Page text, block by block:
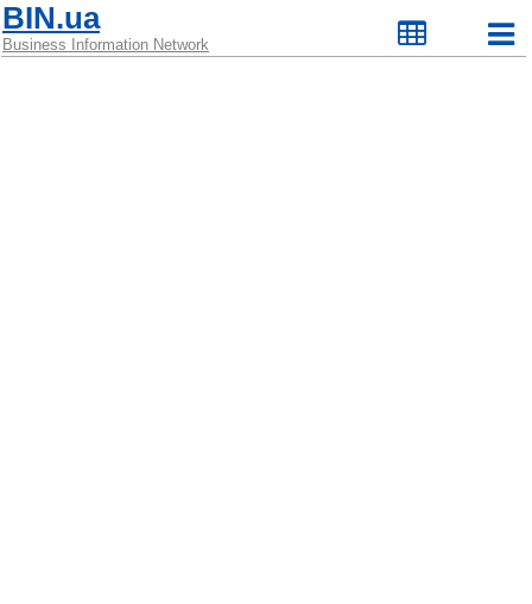
BIN.ua
Business Information Network